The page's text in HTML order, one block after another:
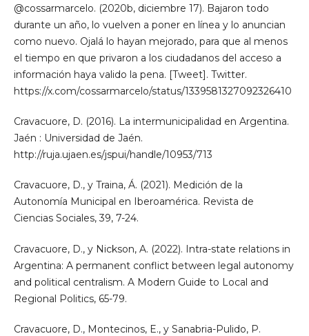
@cossarmarcelo. (2020b, diciembre 17). Bajaron todo
durante un año, lo vuelven a poner en línea y lo anuncian
como nuevo. Ojalá lo hayan mejorado, para que al menos
el tiempo en que privaron a los ciudadanos del acceso a
información haya valido la pena. [Tweet]. Twitter.
https://x.com/cossarmarcelo/status/1339581327092326410
Cravacuore, D. (2016). La intermunicipalidad en Argentina.
Jaén : Universidad de Jaén.
http://ruja.ujaen.es/jspui/handle/10953/713
Cravacuore, D., y Traina, Á. (2021). Medición de la
Autonomía Municipal en Iberoamérica. Revista de
Ciencias Sociales, 39, 7-24.
Cravacuore, D., y Nickson, A. (2022). Intra-state relations in
Argentina: A permanent conflict between legal autonomy
and political centralism. A Modern Guide to Local and
Regional Politics, 65-79.
Cravacuore, D., Montecinos, E., y Sanabria-Pulido, P.